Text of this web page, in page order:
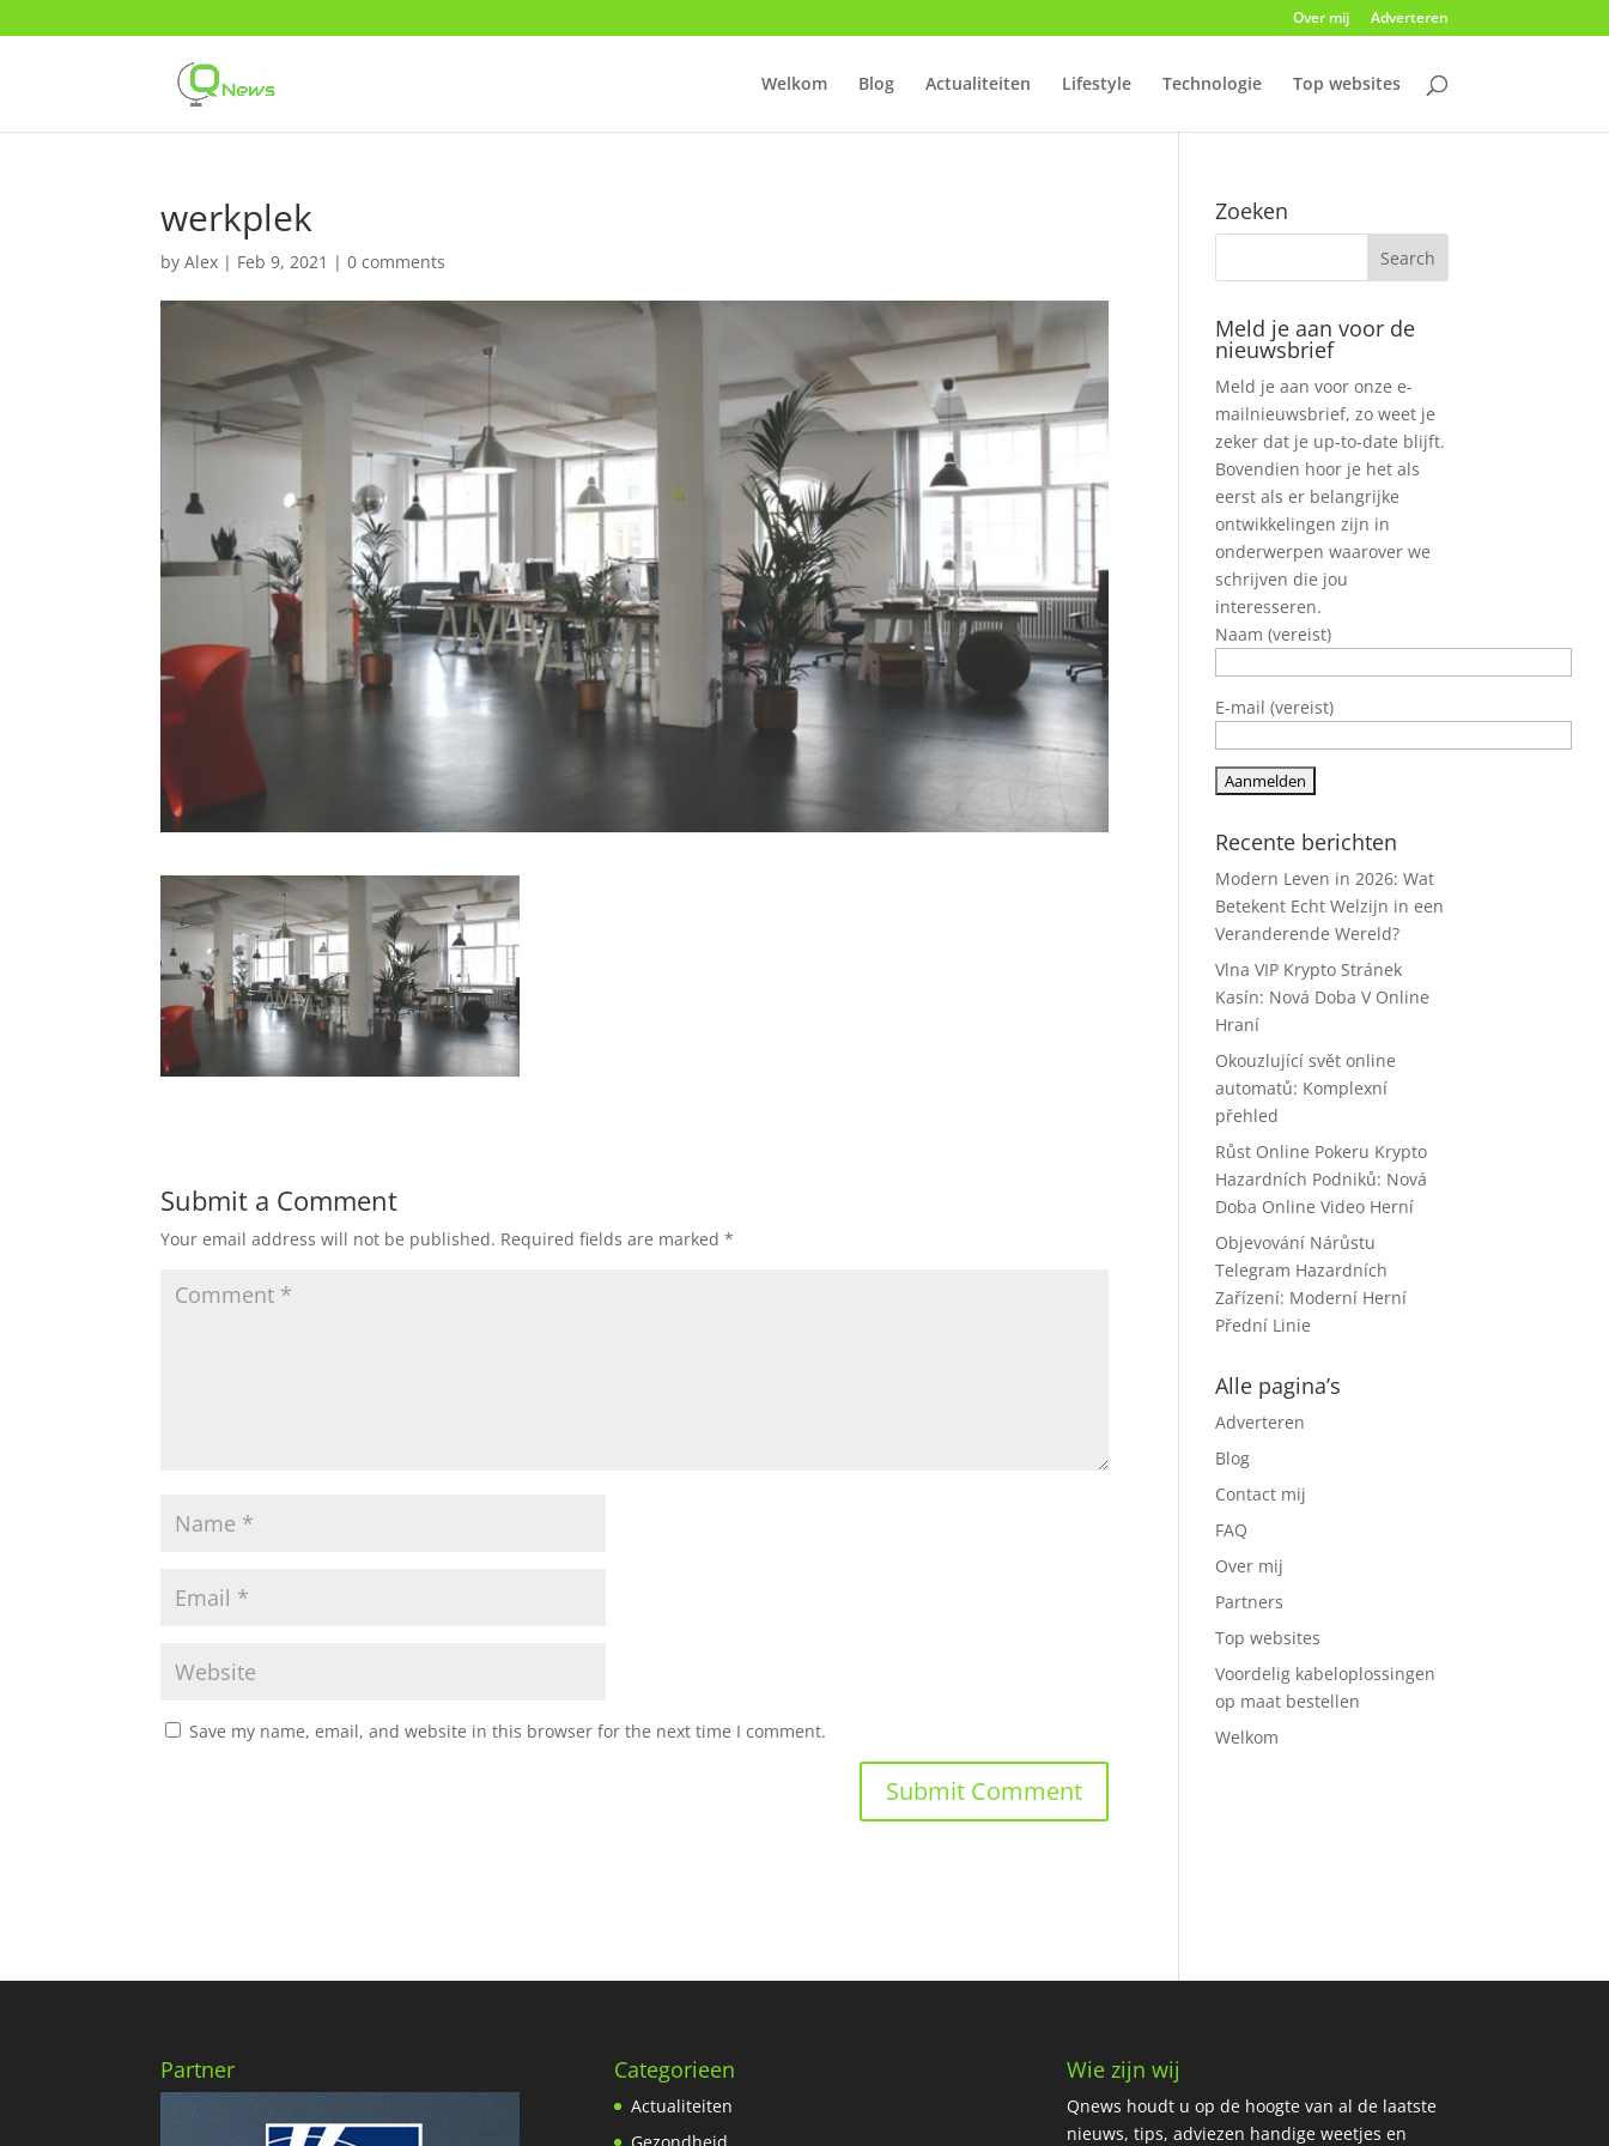
Over mij Adverteren
Welkom Blog Actualiteiten Lifestyle Technologie Top websites
werkplek
byAlex | Feb 9, 2021 |0 comments
Submit a Comment
Your email address will not be published. Required fields are marked*
Save my name, email, and website in this browser for the next time I comment.
Zoeken
Meld je aan voor de
nieuwsbrief
Meld je aan voor onze e-
mailnieuwsbrief, zo weet je
zeker dat je up-to-date blijft.
Bovendien hoor je het als
eerst als er belangrijke
ontwikkelingen zijn in
onderwerpen waarover we
schrijven die jou
interesseren.
Naam (vereist)
E-mail (vereist)
Recente berichten
Modern Leven in 2026: Wat
Betekent Echt Welzijn in een
Veranderende Wereld?
Vlna VIP Krypto Stránek
Kasín: Nová Doba V Online
Hraní
Okouzlující svět online
automatů: Komplexní
přehled
Růst Online Pokeru Krypto
Hazardních Podniků: Nová
Doba Online Video Herní
Objevování Nárůstu
Telegram Hazardních
Zařízení: Moderní Herní
Přední Linie
Alle pagina’s
Adverteren
Blog
Contact mij
FAQ
Over mij
Partners
Top websites
Voordelig kabeloplossingen
op maat bestellen
Welkom
Partner Categorieen
Actualiteiten
Wie zijn wij
Qnews houdt u op de hoogte van al de laatste
nieuws, tips, adviezen handige weetjes en